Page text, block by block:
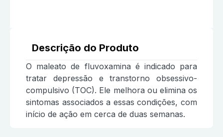
Descrição do Produto
O maleato de fluvoxamina é indicado para
tratar depressão e transtorno obsessivo-
compulsivo (TOC). Ele melhora ou elimina os
sintomas associados a essas condições, com
início de ação em cerca de duas semanas.